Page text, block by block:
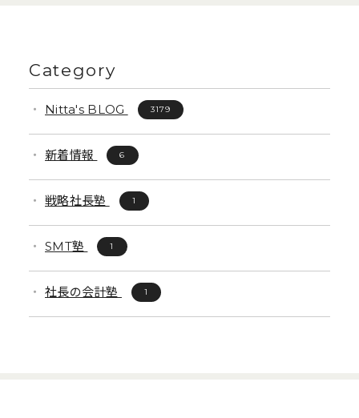
Category
Nitta's BLOG 3179
新着情報 6
戦略社長塾 1
SMT塾 1
社長の会計塾 1